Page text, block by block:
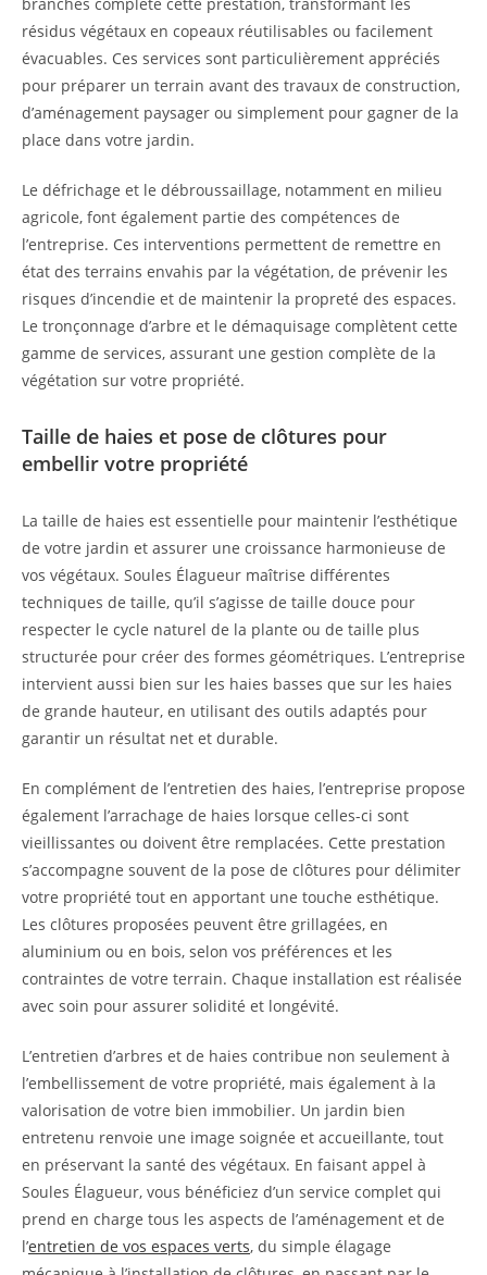
résidus végétaux en copeaux réutilisables ou facilement
évacuables. Ces services sont particulièrement appréciés
pour préparer un terrain avant des travaux de construction,
d’aménagement paysager ou simplement pour gagner de la
place dans votre jardin.
Le défrichage et le débroussaillage, notamment en milieu
agricole, font également partie des compétences de
l’entreprise. Ces interventions permettent de remettre en
état des terrains envahis par la végétation, de prévenir les
risques d’incendie et de maintenir la propreté des espaces.
Le tronçonnage d’arbre et le démaquisage complètent cette
gamme de services, assurant une gestion complète de la
végétation sur votre propriété.
Taille de haies et pose de clôtures pour
embellir votre propriété
La taille de haies est essentielle pour maintenir l’esthétique
de votre jardin et assurer une croissance harmonieuse de
vos végétaux. Soules Élagueur maîtrise différentes
techniques de taille, qu’il s’agisse de taille douce pour
respecter le cycle naturel de la plante ou de taille plus
structurée pour créer des formes géométriques. L’entreprise
intervient aussi bien sur les haies basses que sur les haies
de grande hauteur, en utilisant des outils adaptés pour
garantir un résultat net et durable.
En complément de l’entretien des haies, l’entreprise propose
également l’arrachage de haies lorsque celles-ci sont
vieillissantes ou doivent être remplacées. Cette prestation
s’accompagne souvent de la pose de clôtures pour délimiter
votre propriété tout en apportant une touche esthétique.
Les clôtures proposées peuvent être grillagées, en
aluminium ou en bois, selon vos préférences et les
contraintes de votre terrain. Chaque installation est réalisée
avec soin pour assurer solidité et longévité.
L’entretien d’arbres et de haies contribue non seulement à
l’embellissement de votre propriété, mais également à la
valorisation de votre bien immobilier. Un jardin bien
entretenu renvoie une image soignée et accueillante, tout
en préservant la santé des végétaux. En faisant appel à
Soules Élagueur, vous bénéficiez d’un service complet qui
prend en charge tous les aspects de l’aménagement et de
l’entretien de vos espaces verts, du simple élagage